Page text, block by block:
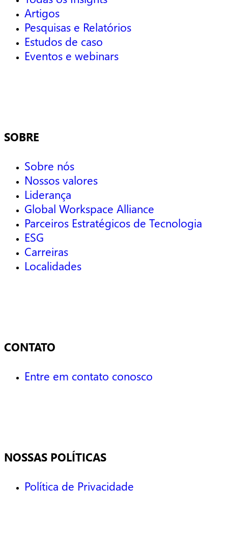
Artigos
Pesquisas e Relatórios
Estudos de caso
Eventos e webinars
SOBRE
Sobre nós
Nossos valores
Liderança
Global Workspace Alliance
Parceiros Estratégicos de Tecnologia
ESG
Carreiras
Localidades
CONTATO
Entre em contato conosco
NOSSAS POLÍTICAS
Política de Privacidade